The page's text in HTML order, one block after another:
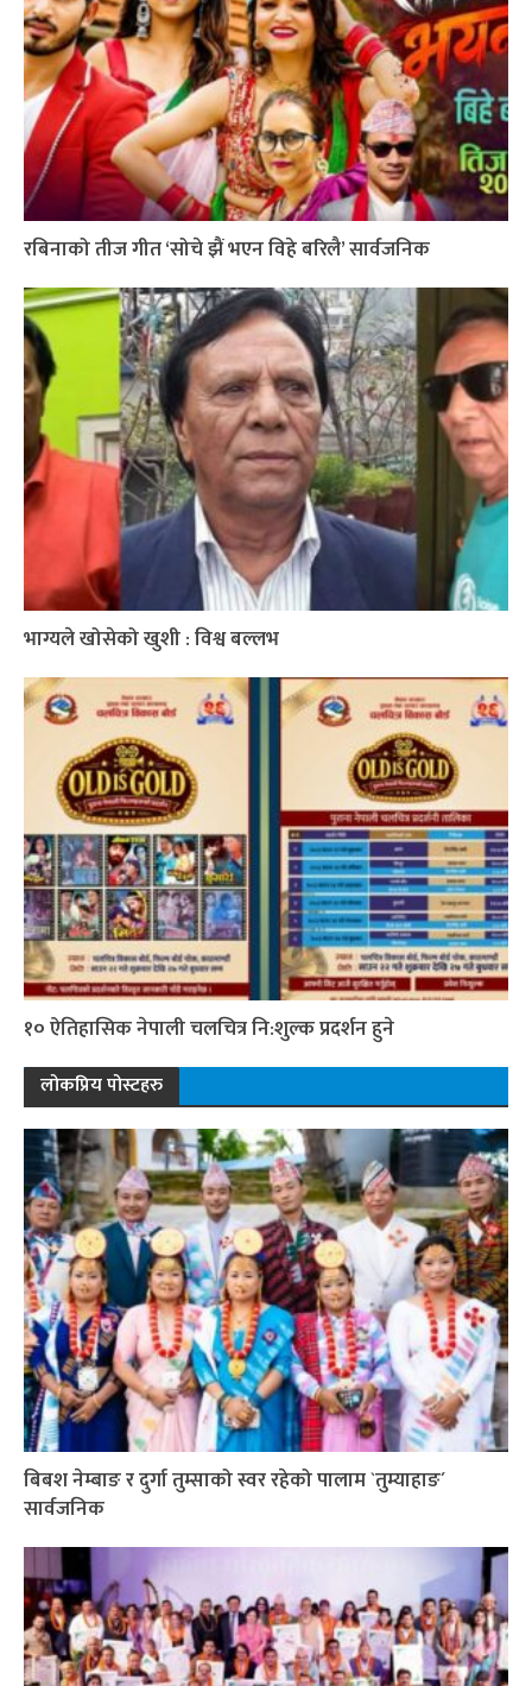
रबिनाको तीज गीत ‘सोचे झैं भएन विहे बरिलै’ सार्वजनिक
भाग्यले खोसेको खुशी : विश्व बल्लभ
१० ऐतिहासिक नेपाली चलचित्र नि:शुल्क प्रदर्शन हुने
लोकप्रिय पोस्टहरु
बिबश नेम्बाङ र दुर्गा तुम्साको स्वर रहेको पालाम `तुम्याहाङ´
सार्वजनिक